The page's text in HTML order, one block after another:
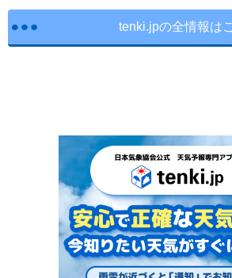
tenki.jpの全情報は